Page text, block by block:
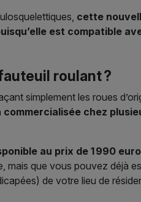
cette
est compatible
roulant ?
simplement les roues
chez
au prix de 1 990
mais que vous pouvez déjà
de votre lieu de